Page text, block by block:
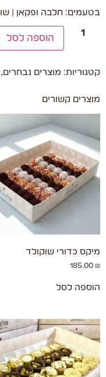
בטעמים: חלבה ופקאן |
הוספה לסל
קטגוריות: מוצרים נבחרים,
מוצרים קשורים
מיקס כדורי שוקולד
185.00 ₪
הוספה לסל